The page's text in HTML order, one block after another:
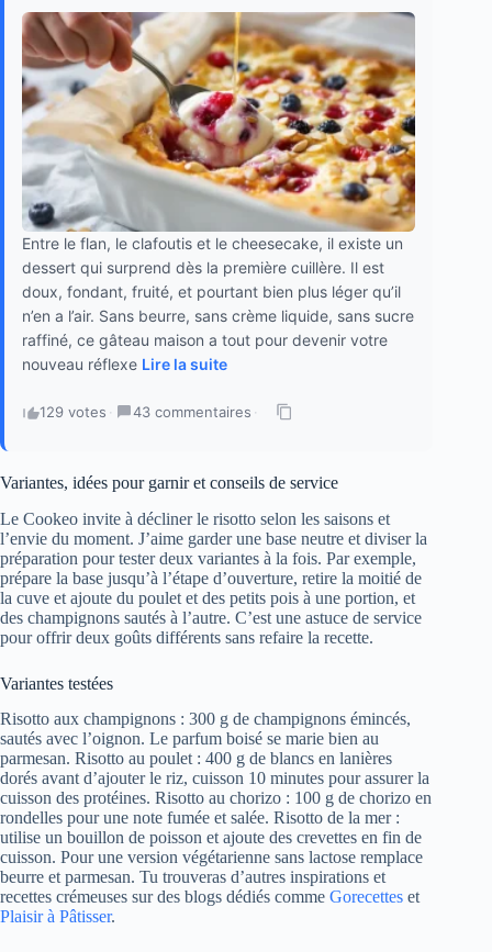
Entre le flan, le clafoutis et le cheesecake, il existe un
dessert qui surprend dès la première cuillère. Il est
doux, fondant, fruité, et pourtant bien plus léger qu’il
n’en a l’air. Sans beurre, sans crème liquide, sans sucre
raffiné, ce gâteau maison a tout pour devenir votre
nouveau réflexe Lire la suite
129 votes · 43 commentaires ·
Variantes, idées pour garnir et conseils de service
Le Cookeo invite à décliner le risotto selon les saisons et
l’envie du moment. J’aime garder une base neutre et diviser la
préparation pour tester deux variantes à la fois. Par exemple,
prépare la base jusqu’à l’étape d’ouverture, retire la moitié de
la cuve et ajoute du poulet et des petits pois à une portion, et
des champignons sautés à l’autre. C’est une astuce de service
pour offrir deux goûts différents sans refaire la recette.
Variantes testées
Risotto aux champignons : 300 g de champignons émincés,
sautés avec l’oignon. Le parfum boisé se marie bien au
parmesan. Risotto au poulet : 400 g de blancs en lanières
dorés avant d’ajouter le riz, cuisson 10 minutes pour assurer la
cuisson des protéines. Risotto au chorizo : 100 g de chorizo en
rondelles pour une note fumée et salée. Risotto de la mer :
utilise un bouillon de poisson et ajoute des crevettes en fin de
cuisson. Pour une version végétarienne sans lactose remplace
beurre et parmesan. Tu trouveras d’autres inspirations et
recettes crémeuses sur des blogs dédiés comme Gorecettes et
Plaisir à Pâtisser.